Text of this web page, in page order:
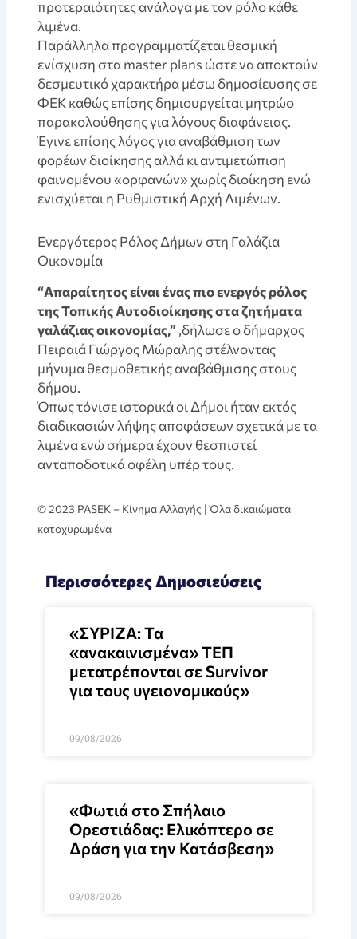
προτεραιότητες ανάλογα με τον ρόλο κάθε
λιμένα.
Παράλληλα προγραμματίζεται θεσμική
ενίσχυση στα master plans ώστε να αποκτούν
δεσμευτικό χαρακτήρα μέσω δημοσίευσης σε
ΦΕΚ καθώς επίσης δημιουργείται μητρώο
παρακολούθησης για λόγους διαφάνειας.
Έγινε επίσης λόγος για αναβάθμιση των
φορέων διοίκησης αλλά κι αντιμετώπιση
φαινομένου «ορφανών» χωρίς διοίκηση ενώ
ενισχύεται η Ρυθμιστική Αρχή Λιμένων.
Eνεργότερος Ρόλος Δήμων στη Γαλάζια
Οικονομία
“Απαραίτητος είναι ένας πιο ενεργός ρόλος
της Τοπικής Αυτοδιοίκησης στα ζητήματα
γαλάζιας οικονομίας,” ,δήλωσε ο δήμαρχος
Πειραιά Γιώργος Μώραλης στέλνοντας
μήνυμα θεσμοθετικής αναβάθμισης στους
δήμου.
Όπως τόνισε ιστορικά οι Δήμοι ήταν εκτός
διαδικασιών λήψης αποφάσεων σχετικά με τα
λιμένα ενώ σήμερα έχουν θεσπιστεί
ανταποδοτικά οφέλη υπέρ τους.
© 2023 PASEK – Kίνημα Αλλαγής | Όλα δικαιώματα
κατοχυρωμένα
Περισσότερες Δημοσιεύσεις
«ΣΥΡΙΖΑ: Τα
«ανακαινισμένα» ΤΕΠ
μετατρέπονται σε Survivor
για τους υγειονομικούς»
09/08/2026
«Φωτιά στο Σπήλαιο
Ορεστιάδας: Ελικόπτερο σε
Δράση για την Κατάσβεση»
09/08/2026